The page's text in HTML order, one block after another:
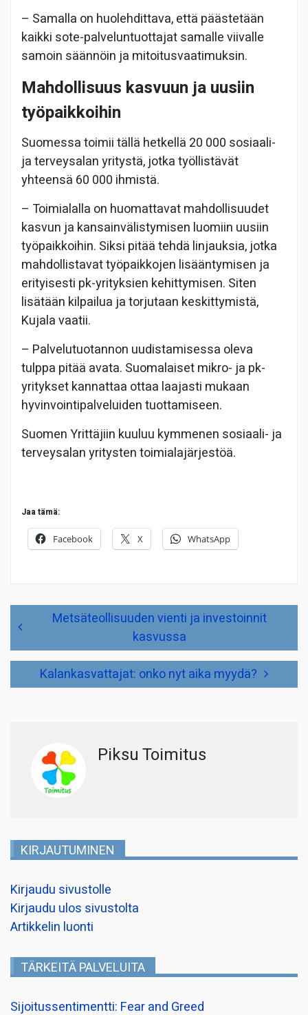
– Samalla on huolehdittava, että päästetään
kaikki sote-palveluntuottajat samalle viivalle
samoin säännöin ja mitoitusvaatimuksin.
Mahdollisuus kasvuun ja uusiin
työpaikkoihin
Suomessa toimii tällä hetkellä 20 000 sosiaali-
ja terveysalan yritystä, jotka työllistävät
yhteensä 60 000 ihmistä.
– Toimialalla on huomattavat mahdollisuudet
kasvun ja kansainvälistymisen luomiin uusiin
työpaikkoihin. Siksi pitää tehdä linjauksia, jotka
mahdollistavat työpaikkojen lisääntymisen ja
erityisesti pk-yrityksien kehittymisen. Siten
lisätään kilpailua ja torjutaan keskittymistä,
Kujala vaatii.
– Palvelutuotannon uudistamisessa oleva
tulppa pitää avata. Suomalaiset mikro- ja pk-
yritykset kannattaa ottaa laajasti mukaan
hyvinvointipalveluiden tuottamiseen.
Suomen Yrittäjiin kuuluu kymmenen sosiaali- ja
terveysalan yritysten toimialajärjestöä.
Jaa tämä:
Facebook X WhatsApp
Artikkelien
selaus
Metsäteollisuuden vienti ja investoinnit
kasvussa
Kalankasvattajat: onko nyt aika myydä?
Piksu Toimitus
KIRJAUTUMINEN
Kirjaudu sivustolle
Kirjaudu ulos sivustolta
Artikkelin luonti
TÄRKEITÄ PALVELUITA
Sijoitussentimentti: Fear and Greed